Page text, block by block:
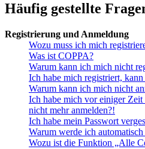
Häufig gestellte
Registrierung und Anmeldung
Wozu muss ich mich
Was ist COPPA?
Warum kann ich mich nicht
Ich habe mich registriert,
Warum kann ich mich nicht
Ich habe mich vor einiger
nicht mehr anmelden?!
Ich habe mein Passwort
Warum werde ich automatisch
Wozu ist die Funktion „Alle